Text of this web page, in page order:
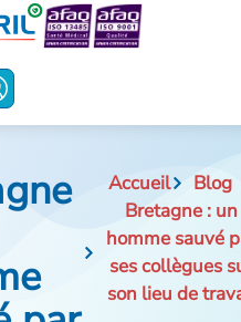
Accueil
Blog
Bretagne : un
homme sauvé
ses collègues
son lieu de